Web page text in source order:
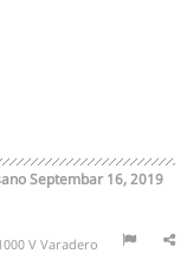
Septembar 16, 2019
V Varadero